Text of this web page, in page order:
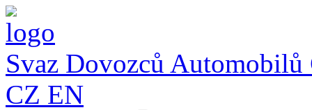
Svaz Dovozců Automobilů
CZ EN